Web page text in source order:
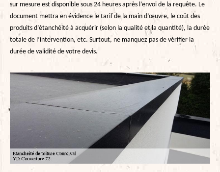
sur mesure est disponible sous 24 heures après l’envoi de la requête. Le
document mettra en évidence le tarif de la main d’œuvre, le coût des
produits d’étanchéité à acquérir (selon la qualité et la quantité), la durée
totale de l’intervention, etc. Surtout, ne manquez pas de vérifier la
durée de validité de votre devis.